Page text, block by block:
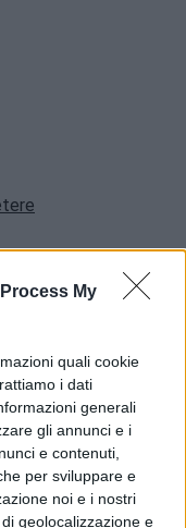
My
quali cookie
i dati
generali
gli annunci e i
e contenuti,
per sviluppare e
noi e i nostri
geolocalizzazione e
cittadini con case